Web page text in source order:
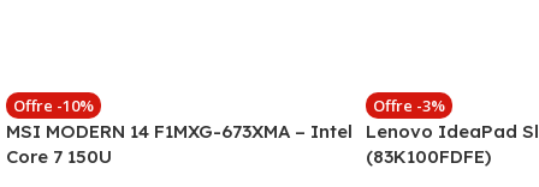
Offre -10%
MSI MODERN 14 F1MXG-673XMA – Intel
Core 7 150U
Offre -3%
Lenovo IdeaPad
(83K100FDFE)